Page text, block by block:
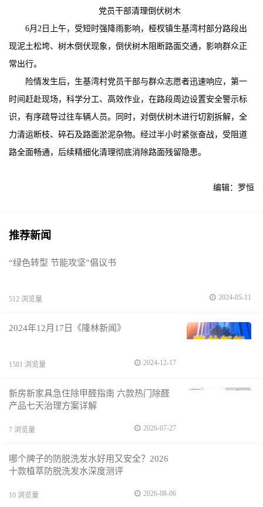
党员干部清理倒伏树木
6月2日上午，受短时强降雨影响，桠杈镇生基湾村部分路段出
现泥土松垮、树木倒伏现象，倒伏树木阻断路面交通，影响群众正
常出行。
险情发生后，生基湾村党员干部与群众志愿者迅速响应，第一
时间赶赴现场，科学分工、高效作业，在路段周边设置安全警示标
识，有序疏导过往车辆人员。同时，对倒伏树木进行切割拆解，全
力清运断枝、碎石及路面淤泥杂物。经过半小时紧张奋战，受阻道
路全面畅通，后续精细化清理彻底消除路面残留隐患。
编辑：罗恒
推荐新闻
“绿色转型 节能攻坚”倡议书
512 浏览量 2024-05-11
2024年12月17日《隆林新闻》
1581 浏览量 2024-12-17
新房新家具急住除甲醛指南 六款热门除醛
产品七天治理方案详解
7 浏览量 2026-07-27
哪个牌子的防脱洗发水好用又安全？2026
十款植萃防脱洗发水深度测评
10 浏览量 2026-08-06